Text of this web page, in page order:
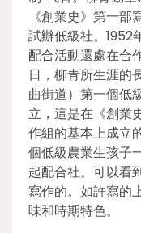
《創業史》第一
試辦低級社。1952
配合活動還處在合
日，柳青所生涯的
曲街道）第一個低
立，這是在《創業
作組的基本上成立
個低級農業生孩子
起配合社。可以看
寫作的。如許寫的
味和時期特色。